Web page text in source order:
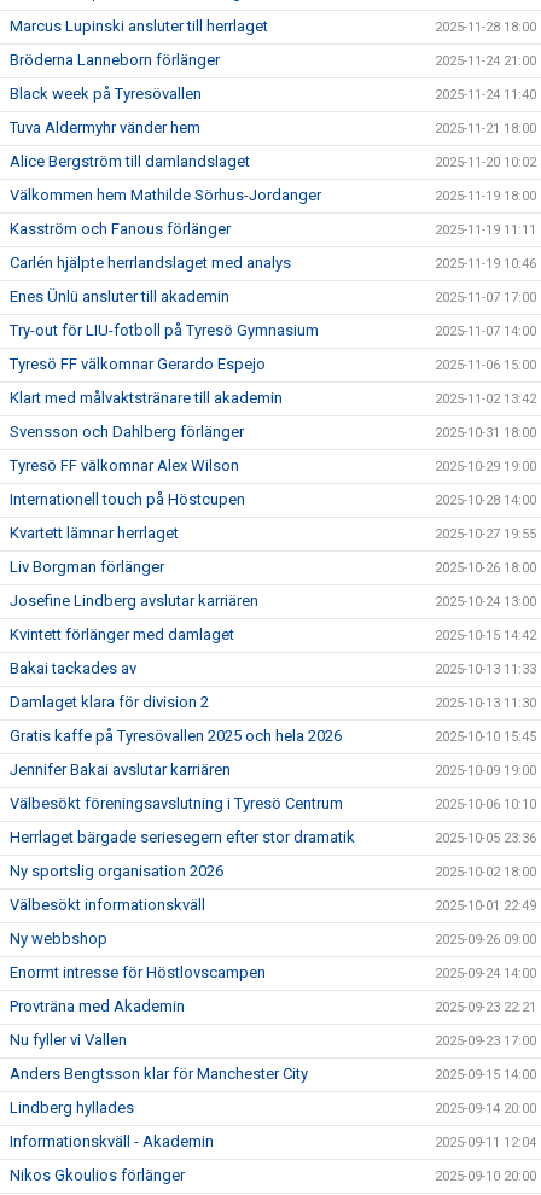
Marcus Lupinski ansluter till herrlaget 2025-11-28 18:00
Bröderna Lanneborn förlänger 2025-11-24 21:00
Black week på Tyresövallen 2025-11-24 11:40
Tuva Aldermyhr vänder hem 2025-11-21 18:00
Alice Bergström till damlandslaget 2025-11-20 10:02
Välkommen hem Mathilde Sörhus-Jordanger 2025-11-19 18:00
Kasström och Fanous förlänger 2025-11-19 11:11
Carlén hjälpte herrlandslaget med analys 2025-11-19 10:46
Enes Ünlü ansluter till akademin 2025-11-07 17:00
Try-out för LIU-fotboll på Tyresö Gymnasium 2025-11-07 14:00
Tyresö FF välkomnar Gerardo Espejo 2025-11-06 15:00
Klart med målvaktstränare till akademin 2025-11-02 13:42
Svensson och Dahlberg förlänger 2025-10-31 18:00
Tyresö FF välkomnar Alex Wilson 2025-10-29 19:00
Internationell touch på Höstcupen 2025-10-28 14:00
Kvartett lämnar herrlaget 2025-10-27 19:55
Liv Borgman förlänger 2025-10-26 18:00
Josefine Lindberg avslutar karriären 2025-10-24 13:00
Kvintett förlänger med damlaget 2025-10-15 14:42
Bakai tackades av 2025-10-13 11:33
Damlaget klara för division 2 2025-10-13 11:30
Gratis kaffe på Tyresövallen 2025 och hela 2026 2025-10-10 15:45
Jennifer Bakai avslutar karriären 2025-10-09 19:00
Välbesökt föreningsavslutning i Tyresö Centrum 2025-10-06 10:10
Herrlaget bärgade seriesegern efter stor dramatik 2025-10-05 23:36
Ny sportslig organisation 2026 2025-10-02 18:00
Välbesökt informationskväll 2025-10-01 22:49
Ny webbshop 2025-09-26 09:00
Enormt intresse för Höstlovscampen 2025-09-24 14:00
Provträna med Akademin 2025-09-23 22:21
Nu fyller vi Vallen 2025-09-23 17:00
Anders Bengtsson klar för Manchester City 2025-09-15 14:00
Lindberg hyllades 2025-09-14 20:00
Informationskväll - Akademin 2025-09-11 12:04
Nikos Gkoulios förlänger 2025-09-10 20:00